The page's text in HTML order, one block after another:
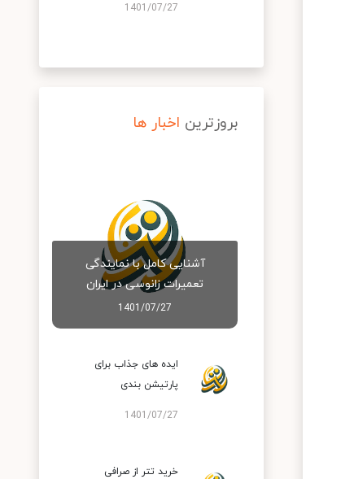
1401/07/27
بروزترین اخبار ها
آشنایی کامل با نمایندگی
تعمیرات زانوسی در ایران
1401/07/27
ایده های جذاب برای
پارتیشن بندی
1401/07/27
خرید تتر از صرافی